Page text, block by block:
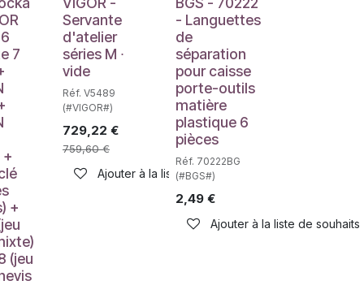
7
+
+
(jeu
Servante
d'atelier
séries M ∙
vide
Réf. V5489
(#VIGOR#)
729,22 €
759,60€
Ajouter à la liste de souhaits
Déstockage
- Languettes
de
séparation
pour caisse
porte-outils
matière
plastique 6
pièces
Réf. 70222BG
(#BGS#)
2,49€
Ajouter à la liste de souhaits